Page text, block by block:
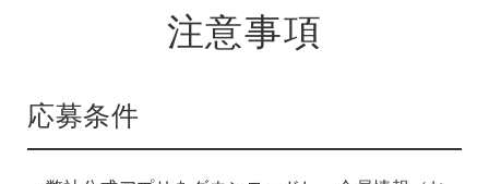
注意事項
応募条件